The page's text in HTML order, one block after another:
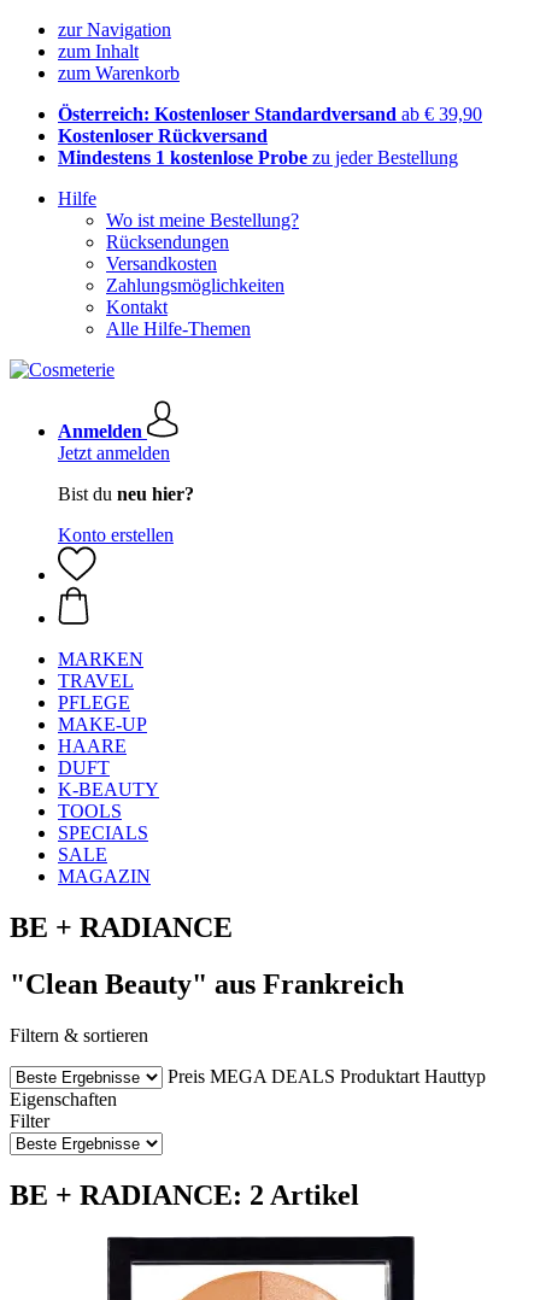
zur Navigation
zum Inhalt
zum Warenkorb
Österreich: Kostenloser Standardversand ab € 39,90
Kostenloser Rückversand
Mindestens 1 kostenlose Probe zu jeder Bestellung
Hilfe
Wo ist meine Bestellung?
Rücksendungen
Versandkosten
Zahlungsmöglichkeiten
Kontakt
Alle Hilfe-Themen
Anmelden
Jetzt anmelden
Bist du neu hier?
Konto erstellen
MARKEN
TRAVEL
PFLEGE
MAKE-UP
HAARE
DUFT
K-BEAUTY
TOOLS
SPECIALS
SALE
MAGAZIN
BE + RADIANCE
"Clean Beauty" aus Frankreich
Filtern & sortieren
Preis MEGA DEALS Produktart Hauttyp
Eigenschaften
Filter
BE + RADIANCE: 2 Artikel